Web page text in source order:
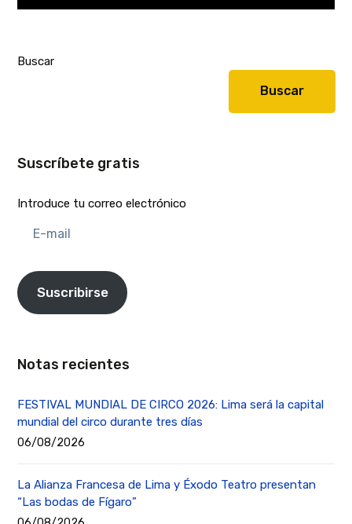
Buscar
Buscar
Suscríbete gratis
Introduce tu correo electrónico
mail
Suscribirse
Notas recientes
FESTIVAL MUNDIAL DE CIRCO 2026: Lima será la capital
mundial del circo durante tres días
06/08/2026
La Alianza Francesa de Lima y Éxodo Teatro presentan
“Las bodas de Fígaro”